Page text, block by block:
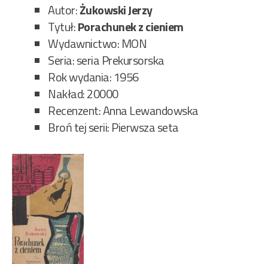
Autor:Żukowski Jerzy
Tytuł:Porachunek z cieniem
Wydawnictwo: MON
Seria: seria Prekursorska
Rok wydania: 1956
Nakład: 20000
Recenzent: Anna Lewandowska
Broń tej serii: Pierwsza seta